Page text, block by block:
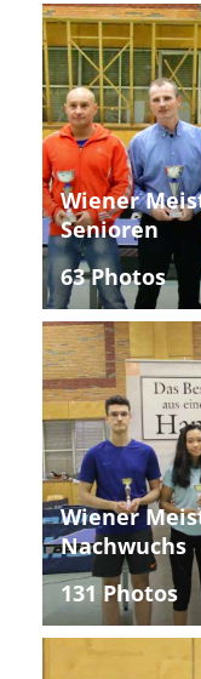
Wiener
Senioren
63 Photos
Wiener
Nachwuchs
131 Photos